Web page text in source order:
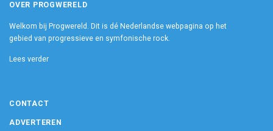
OVER PROGWERELD
Welkom bij Progwereld. Dit is dé Nederlandse webpagina op het
gebied van progressieve en symfonische rock.
Lees verder
CONTACT
ADVERTEREN